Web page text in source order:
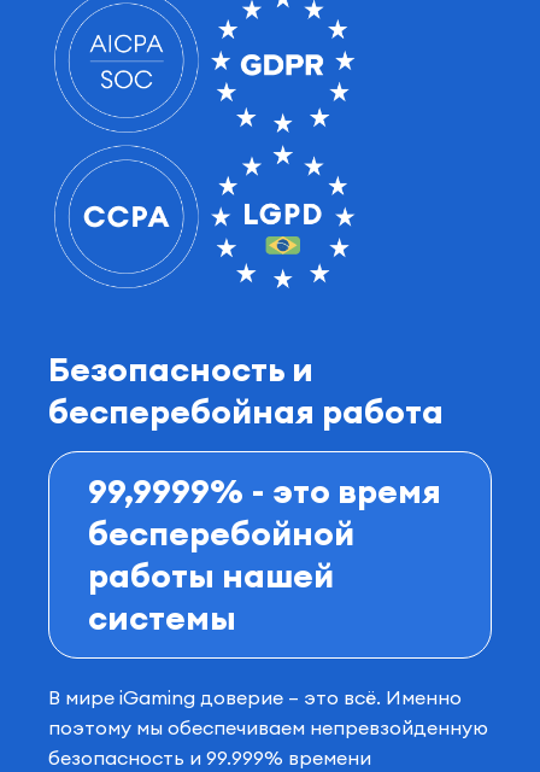
Безопасность и
бесперебойная работа
99,9999% - это время
бесперебойной
работы нашей
системы
В мире iGaming доверие – это всё. Именно
поэтому мы обеспечиваем непревзойденную
безопасность и 99.999% времени